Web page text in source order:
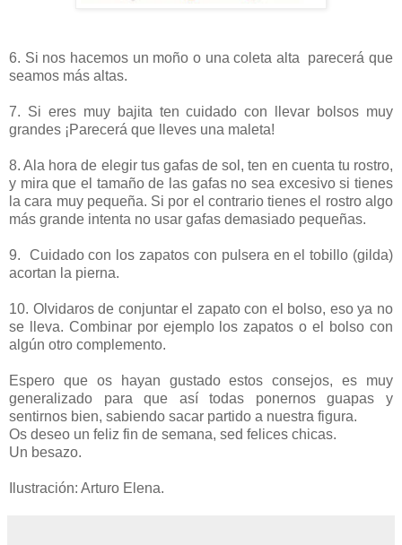
6. Si nos hacemos un moño o una coleta alta parecerá que
seamos más altas.
7. Si eres muy bajita ten cuidado con llevar bolsos muy
grandes ¡Parecerá que lleves una maleta!
8. Ala hora de elegir tus gafas de sol, ten en cuenta tu rostro,
y mira que el tamaño de las gafas no sea excesivo si tienes
la cara muy pequeña. Si por el contrario tienes el rostro algo
más grande intenta no usar gafas demasiado pequeñas.
9. Cuidado con los zapatos con pulsera en el tobillo (gilda)
acortan la pierna.
10. Olvidaros de conjuntar el zapato con el bolso, eso ya no
se lleva. Combinar por ejemplo los zapatos o el bolso con
algún otro complemento.
Espero que os hayan gustado estos consejos, es muy
generalizado para que así todas ponernos guapas y
sentirnos bien, sabiendo sacar partido a nuestra figura.
Os deseo un feliz fin de semana, sed felices chicas.
Un besazo.
Ilustración: Arturo Elena.